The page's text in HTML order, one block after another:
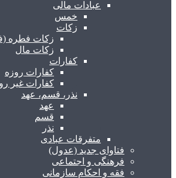
عبادات مالی
خمس
زکات
زکات فطره
زکات مال
کفارات
کفارات روزه
کفارات غیر
نذر، قسم، عهد
عهد
قسم
نذر
متفرقات عبادی
فتاوای جدید (عدول)
فرهنگی و اجتماعی
فقه و احکام سازمانی